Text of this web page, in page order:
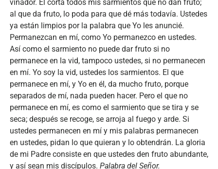
viñador. Él corta todos mis sarmientos que no dan fruto;
al que da fruto, lo poda para que dé más todavía. Ustedes
ya están limpios por la palabra que Yo les anuncié.
Permanezcan en mí, como Yo permanezco en ustedes.
Así como el sarmiento no puede dar fruto si no
permanece en la vid, tampoco ustedes, si no permanecen
en mí. Yo soy la vid, ustedes los sarmientos. El que
permanece en mí, y Yo en él, da mucho fruto, porque
separados de mí, nada pueden hacer. Pero el que no
permanece en mí, es como el sarmiento que se tira y se
seca; después se recoge, se arroja al fuego y arde. Si
ustedes permanecen en mí y mis palabras permanecen
en ustedes, pidan lo que quieran y lo obtendrán. La gloria
de mi Padre consiste en que ustedes den fruto abundante,
y así sean mis discípulos. Palabra del Señor.